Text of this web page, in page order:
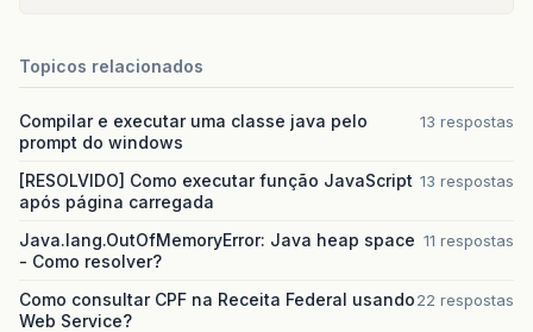
Topicos relacionados
Compilar e executar uma classe java pelo
prompt do windows
13 respostas
[RESOLVIDO] Como executar função JavaScript
após página carregada
13 respostas
Java.lang.OutOfMemoryError: Java heap space
- Como resolver?
11 respostas
Como consultar CPF na Receita Federal usando
Web Service?
22 respostas